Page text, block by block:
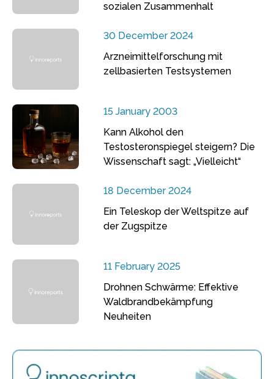
sozialen Zusammenhalt
30 December 2024
Arzneimittelforschung mit
zellbasierten Testsystemen
15 January 2003
Kann Alkohol den
Testosteronspiegel steigern? Die
Wissenschaft sagt: „Vielleicht“
18 December 2024
Ein Teleskop der Weltspitze auf
der Zugspitze
11 February 2025
Drohnen Schwärme: Effektive
Waldbrandbekämpfung
Neuheiten